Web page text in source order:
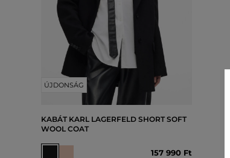
ÚJDONSÁG
KABÁT KARL LAGERFELD SHORT SOFT
WOOL COAT
157 990 Ft